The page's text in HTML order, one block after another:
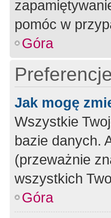
pomóc w
Góra
Jak mogę
Wszystkie
bazie danych.
(przeważnie
wszystkich
Góra